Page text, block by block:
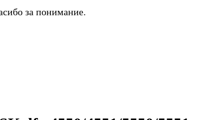
за понимание.